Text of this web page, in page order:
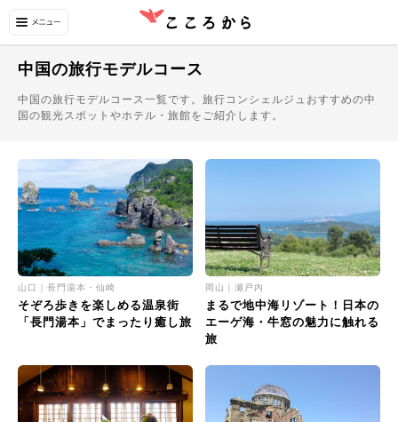
中国の旅行モデルコース
中国の旅行モデルコース一覧です。旅行コンシェルジュおすすめの中
国の観光スポットやホテル・旅館をご紹介します。
山口｜長門湯本・仙崎
そぞろ歩きを楽しめる温泉街
「長門湯本」でまったり癒し旅
岡山｜瀬戸内
まるで地中海リゾート！日本の
エーゲ海・牛窓の魅力に触れる
旅